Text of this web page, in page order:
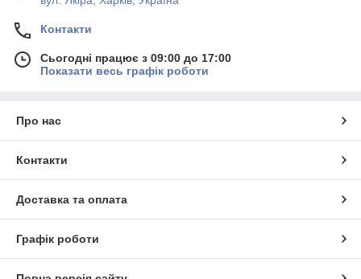
Контакти
Сьогодні працює з 09:00 до 17:00
Показати весь графік роботи
Про нас
Контакти
Доставка та оплата
Графік роботи